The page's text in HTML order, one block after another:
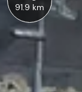
91.9 km